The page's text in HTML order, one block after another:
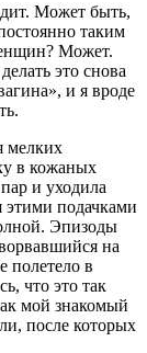
Может быть,
таким
Может.
это снова
и я вроде
мелких
в кожаных
и уходила
этими подачками
Эпизоды
на
полетело в
что это так
мой знакомый
после которых